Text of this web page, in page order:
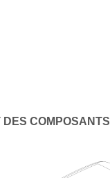
COMPOSANTS